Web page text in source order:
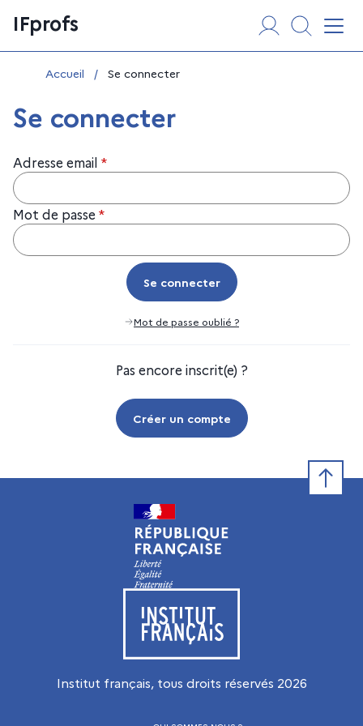
au
contenu
IFprofs
Vous êtes ici :
Accueil / Se connecter
Se connecter
Adresse email *
Mot de passe *
Se connecter
Se connecter
Mot de passe oublié ?
Pas encore inscrit(e) ?
Créer un compte
Visiter le site de l’Institut français
Institut français, tous droits réservés 2026